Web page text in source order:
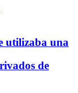
utilizaba una
de